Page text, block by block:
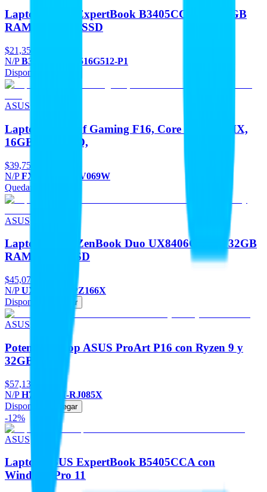
Laptop ASUS ExpertBook B3405CCA con 16GB
RAM y 512GB SSD
$21,350
N/PB3405CCA-U516G512-P1
Disponible
ASUS
Laptop Asus Tuf Gaming F16, Core I7-14650HX,
16GB, 1TB SSD,
$39,755
N/PFX608JMR-RV069W
Quedan 5
ASUS
Laptop ASUS ZenBook Duo UX8406CA con 32GB
RAM y 1TB SSD
$45,077
N/PUX8406CA-PZ166X
Disponible
Agregar
ASUS
Potente Laptop ASUS ProArt P16 con Ryzen 9 y
32GB RAM
$57,130
N/PH7606WM-RJ085X
Disponible
Agregar
-12%
ASUS
Laptop ASUS ExpertBook B5405CCA con
Windows Pro 11